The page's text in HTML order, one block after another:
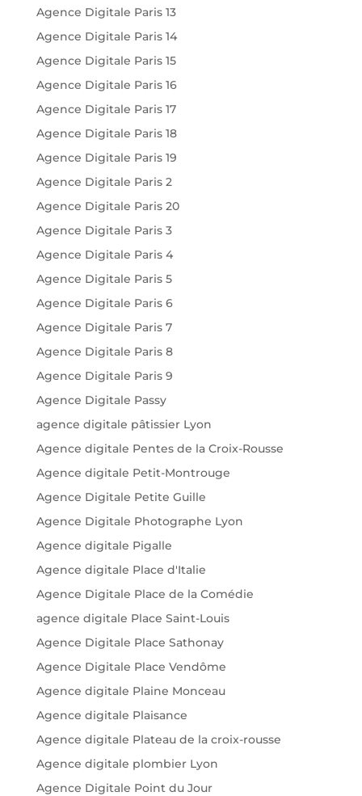
Agence Digitale Paris 13
Agence Digitale Paris 14
Agence Digitale Paris 15
Agence Digitale Paris 16
Agence Digitale Paris 17
Agence Digitale Paris 18
Agence Digitale Paris 19
Agence Digitale Paris 2
Agence Digitale Paris 20
Agence Digitale Paris 3
Agence Digitale Paris 4
Agence Digitale Paris 5
Agence Digitale Paris 6
Agence Digitale Paris 7
Agence Digitale Paris 8
Agence Digitale Paris 9
Agence Digitale Passy
agence digitale pâtissier Lyon
Agence digitale Pentes de la Croix-Rousse
Agence digitale Petit-Montrouge
Agence Digitale Petite Guille
Agence Digitale Photographe Lyon
Agence digitale Pigalle
Agence digitale Place d'Italie
Agence Digitale Place de la Comédie
agence digitale Place Saint-Louis
Agence Digitale Place Sathonay
Agence Digitale Place Vendôme
Agence digitale Plaine Monceau
Agence digitale Plaisance
Agence digitale Plateau de la croix-rousse
Agence digitale plombier Lyon
Agence Digitale Point du Jour